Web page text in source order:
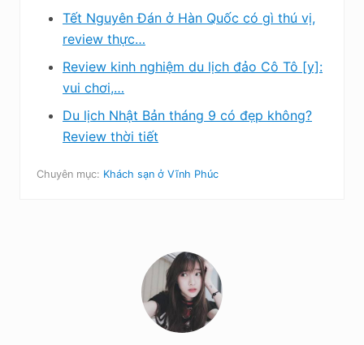
Tết Nguyên Đán ở Hàn Quốc có gì thú vị,
review thực…
Review kinh nghiệm du lịch đảo Cô Tô [y]:
vui chơi,…
Du lịch Nhật Bản tháng 9 có đẹp không?
Review thời tiết
Chuyên mục: Khách sạn ở Vĩnh Phúc